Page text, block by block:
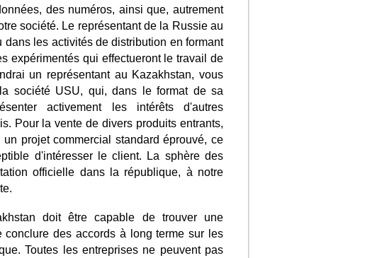
des numéros, ainsi que, autrement
société. Le représentant de la Russie au
les activités de distribution en formant
expérimentés qui effectueront le travail de
un représentant au Kazakhstan, vous
société USU, qui, dans le format de sa
activement les intérêts d'autres
Pour la vente de divers produits entrants,
projet commercial standard éprouvé, ce
d'intéresser le client. La sphère des
officielle dans la république, à notre
doit être capable de trouver une
des accords à long terme sur les
Toutes les entreprises ne peuvent pas